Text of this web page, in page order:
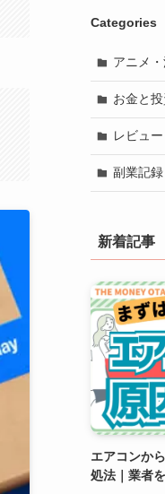
Categories
アニメ
お金と投
レビュー
副業記録
新着記事
エアコンか
処法｜業者